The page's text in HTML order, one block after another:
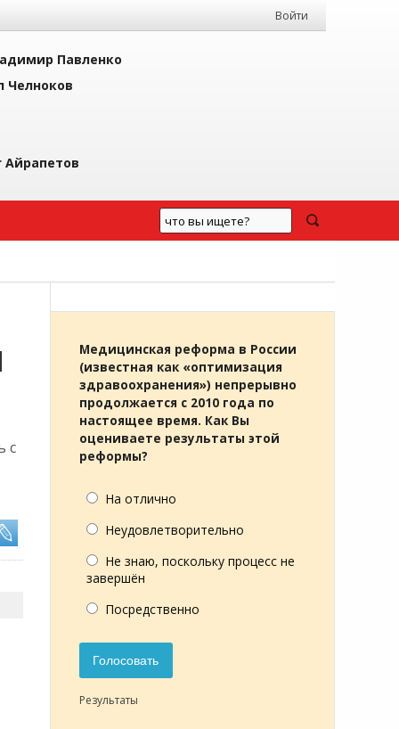
Войти
Павленко
Челноков
Айрапетов
с
Медицинская реформа в России
(известная как «оптимизация
здравоохранения») непрерывно
продолжается с 2010 года по
настоящее время. Как Вы
оцениваете результаты этой
реформы?
На отлично
Неудовлетворительно
Не знаю, поскольку процесс не
завершён
Посредственно
Голосовать
Результаты